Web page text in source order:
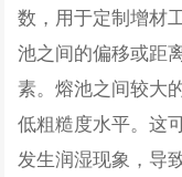
数，用于定制增材
池之间的偏移或距
素。熔池之间较大
低粗糙度水平。这
发生润湿现象，导